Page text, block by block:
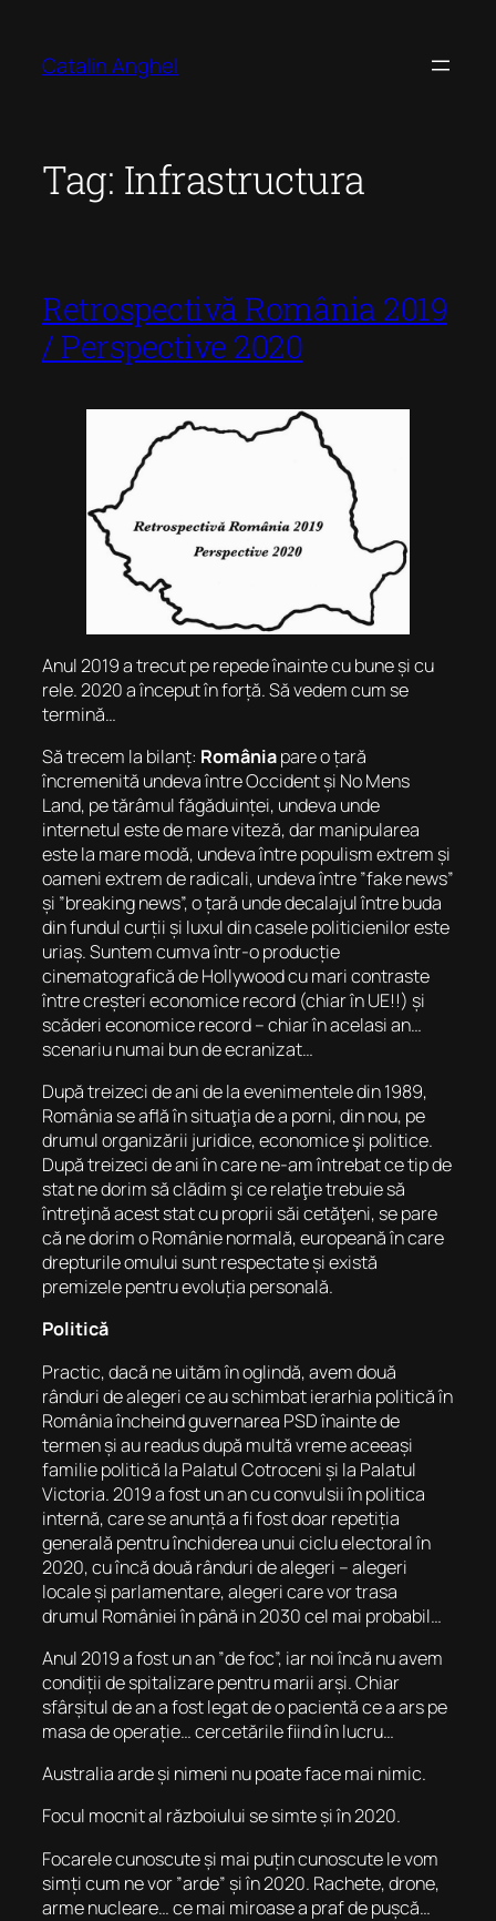
content
Catalin Anghel
Tag: Infrastructura
Retrospectivă România 2019
/ Perspective 2020
Anul 2019 a trecut pe repede înainte cu bune și cu
rele. 2020 a început în forță. Să vedem cum se
termină…
Să trecem la bilanț: Româniapare oțară
încremenită undeva între Occident și No Mens
Land, pe tărâmul făgăduinței, undeva unde
internetul este de mare viteză, dar manipularea
este la mare modă, undeva între populism extrem și
oameni extrem de radicali, undeva între ”fake news”
și ”breaking news”, o țară unde decalajul între buda
din fundul curții și luxul din casele politicienilor este
uriaș. Suntem cumva într-o producție
cinematografică de Hollywood cu mari contraste
între creșteri economice record (chiar în UE!!) și
scăderi economice record – chiar în acelasi an…
scenariu numai bun de ecranizat…
După treizeci de ani de la evenimentele din 1989,
România se află în situaţia de a porni, din nou, pe
drumul organizării juridice, economice şi politice.
După treizeci de ani în care ne-am întrebat ce tip de
stat ne dorim să clădim şi ce relaţie trebuie să
întreţină acest stat cu proprii săi cetăţeni, se pare
că ne dorim o Românie normală, europeană în care
drepturile omului sunt respectate și există
premizele pentru evoluția personală.
Politică
Practic, dacă ne uităm în oglindă, avem două
rânduri de alegeri ce au schimbat ierarhia politică în
România încheind guvernarea PSD înainte de
termen și au readus după multă vreme aceeași
familie politică la Palatul Cotroceni și la Palatul
Victoria. 2019 a fost un an cu convulsii în politica
internă, care se anunță a fi fost doar repetiția
generală pentru închiderea unui ciclu electoral în
2020, cu încă două rânduri de alegeri – alegeri
locale și parlamentare, alegeri care vor trasa
drumul României în până in 2030 cel mai probabil…
Anul 2019 a fost un an ”de foc”, iar noi încă nu avem
condiții de spitalizare pentru marii arși. Chiar
sfârșitul de an a fost legat de o pacientă ce a ars pe
masa de operație… cercetările fiind în lucru…
Australia arde și nimeni nu poate face mai nimic.
Focul mocnit al războiului se simte și în 2020.
Focarele cunoscute și mai puțin cunoscute le vom
simți cum ne vor ”arde” și în 2020. Rachete, drone,
arme nucleare… ce mai miroase a praf de pușcă…